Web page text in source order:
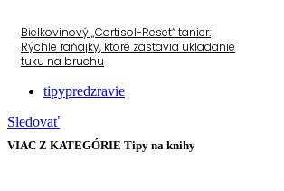
Bielkovinový „Cortisol-Reset“ tanier:
Rýchle raňajky, ktoré zastavia ukladanie
tuku na bruchu
tipypredzravie
Sledovať
VIAC Z KATEGÓRIE Tipy na knihy